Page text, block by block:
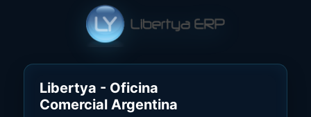
Libertya - Oficina
Comercial Argentina